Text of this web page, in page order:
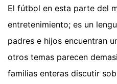
El fútbol en esta parte del
entretenimiento; es un
padres e hijos encuentran
otros temas parecen
familias enteras discutir